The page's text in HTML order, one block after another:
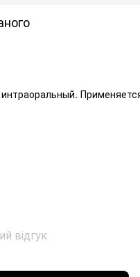
интраоральный.
відгук